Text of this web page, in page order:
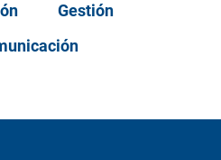
Gestión